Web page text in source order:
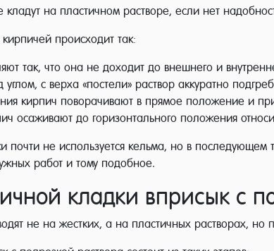
на пластичном растворе, если нет
происходит так:
так, что она не доходит до внешнего и
с верха «постели» раствор аккуратно
кирпич поворачивают в прямое положение и
осаживают до горизонтального положения
почти не используется кельма, но в
работ и тому подобное.
кладки вприсык с
не на жестких, а на пластичных растворах,